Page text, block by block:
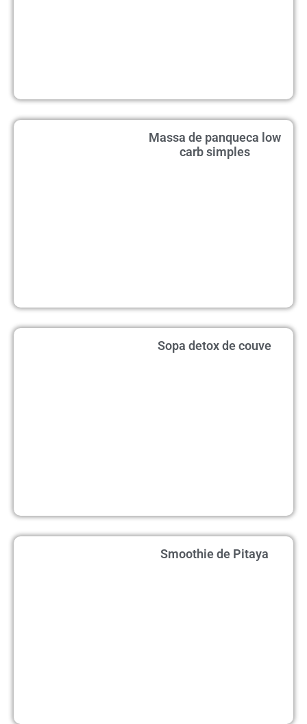
Massa de panqueca low
carb simples
Sopa detox de couve
Smoothie de Pitaya